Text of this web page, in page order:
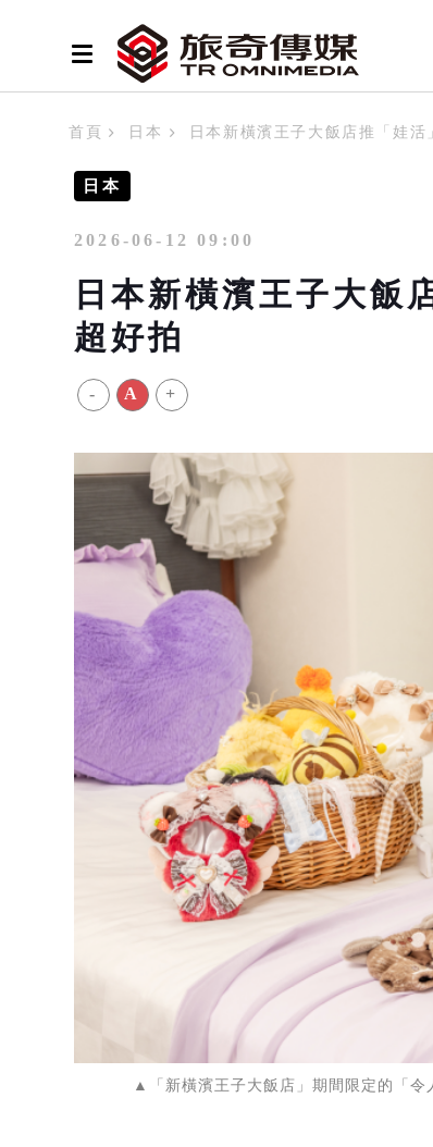
首頁 日本 日本新橫濱王子大飯店推「娃
日本
2026-06-12 09:00
日本新橫濱王子大飯
超好拍
- A +
▲「新橫濱王子大飯店」期間限定的「